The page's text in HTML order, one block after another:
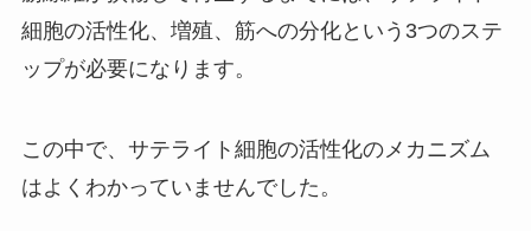
細胞の活性化、増殖、筋への分化という 3つのステ
ップが必要になります。
この中で、サテライト細胞の活性化のメカニズム
はよくわかっていませんでした。